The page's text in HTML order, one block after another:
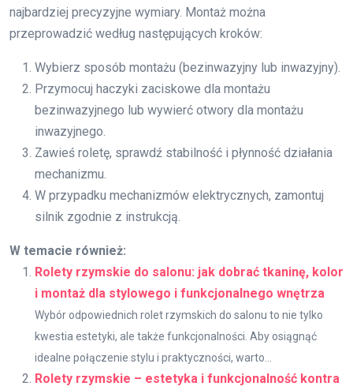
najbardziej precyzyjne wymiary. Montaż można
przeprowadzić według następujących kroków:
Wybierz sposób montażu (bezinwazyjny lub inwazyjny).
Przymocuj haczyki zaciskowe dla montażu
bezinwazyjnego lub wywierć otwory dla montażu
inwazyjnego.
Zawieś roletę, sprawdź stabilność i płynność działania
mechanizmu.
W przypadku mechanizmów elektrycznych, zamontuj
silnik zgodnie z instrukcją.
W temacie również:
Rolety rzymskie do salonu: jak dobrać tkaninę, kolor
i montaż dla stylowego i funkcjonalnego wnętrza
Wybór odpowiednich rolet rzymskich do salonu to nie tylko
kwestia estetyki, ale także funkcjonalności. Aby osiągnąć
idealne połączenie stylu i praktyczności, warto...
Rolety rzymskie – estetyka i funkcjonalność kontra